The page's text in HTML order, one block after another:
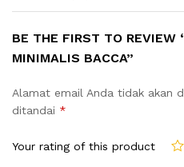
BE THE FIRST TO REVIEW
MINIMALIS BACCA”
Alamat email Anda tidak akan
ditandai *
Your rating of this product